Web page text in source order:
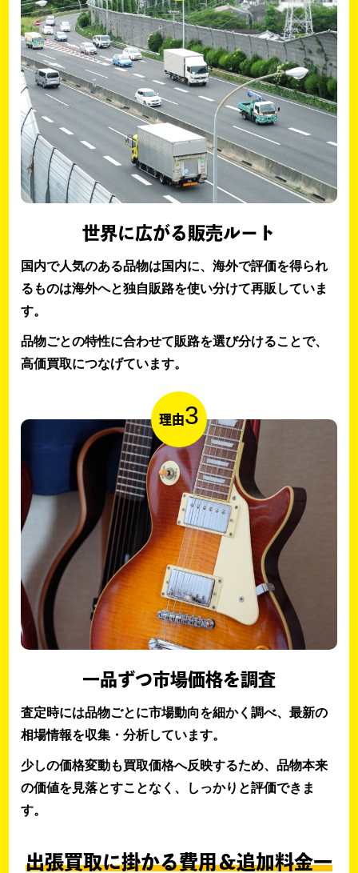
世界に広がる販売ルート
国内で人気のある品物は国内に、海外で評価を得られ
るものは海外へと独自販路を使い分けて再販していま
す。
品物ごとの特性に合わせて販路を選び分けることで、
高価買取につなげています。
理由3
一品ずつ市場価格を調査
査定時には品物ごとに市場動向を細かく調べ、最新の
相場情報を収集・分析しています。
少しの価格変動も買取価格へ反映するため、品物本来
の価値を見落とすことなく、しっかりと評価できま
す。
出張買取に掛かる費用＆追加料金一